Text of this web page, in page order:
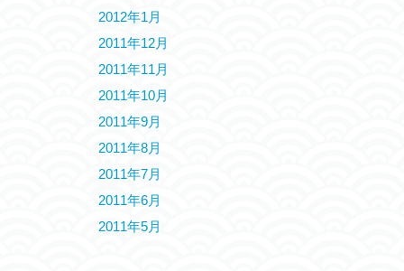
2012年1月
2011年12月
2011年11月
2011年10月
2011年9月
2011年8月
2011年7月
2011年6月
2011年5月